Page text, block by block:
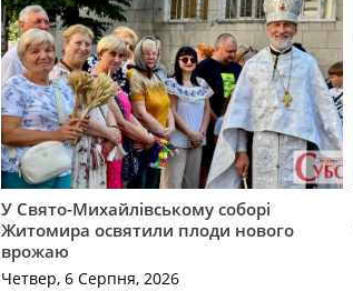
У Свято-Михайлівському соборі
Житомира освятили плоди нового
врожаю
Четвер, 6 Серпня, 2026